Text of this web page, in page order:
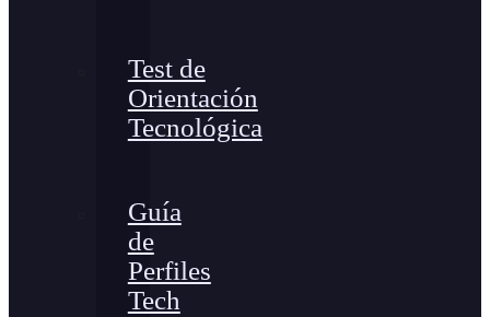
Test de
Orientación
Tecnológica
Guía
de
Perfiles
Tech